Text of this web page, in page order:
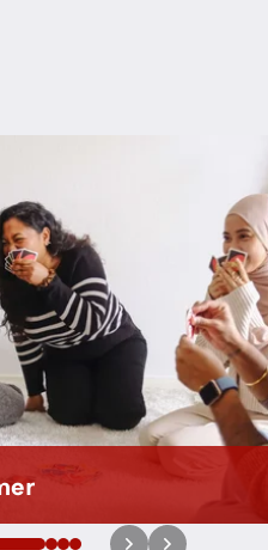
wohnst du günstig,